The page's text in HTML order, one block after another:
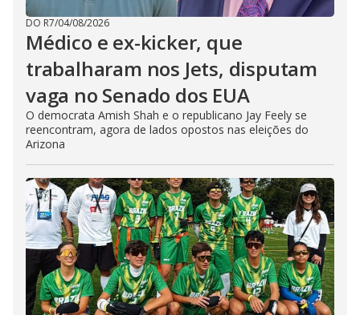
DO R7/04/08/2026
Médico e ex-kicker, que
trabalharam nos Jets, disputam
vaga no Senado dos EUA
O democrata Amish Shah e o republicano Jay Feely se
reencontram, agora de lados opostos nas eleições do
Arizona